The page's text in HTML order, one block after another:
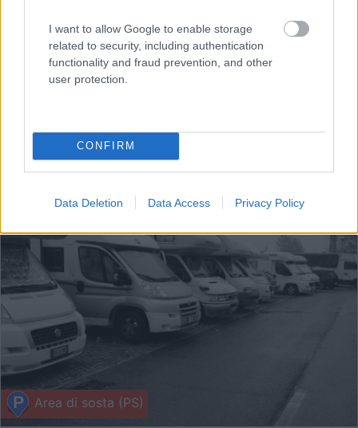
I want to allow Google to enable storage
related to security, including authentication
functionality and fraud prevention, and other
user protection.
CONFIRM
Data Deletion Data Access Privacy Policy
Area di sosta (PS)